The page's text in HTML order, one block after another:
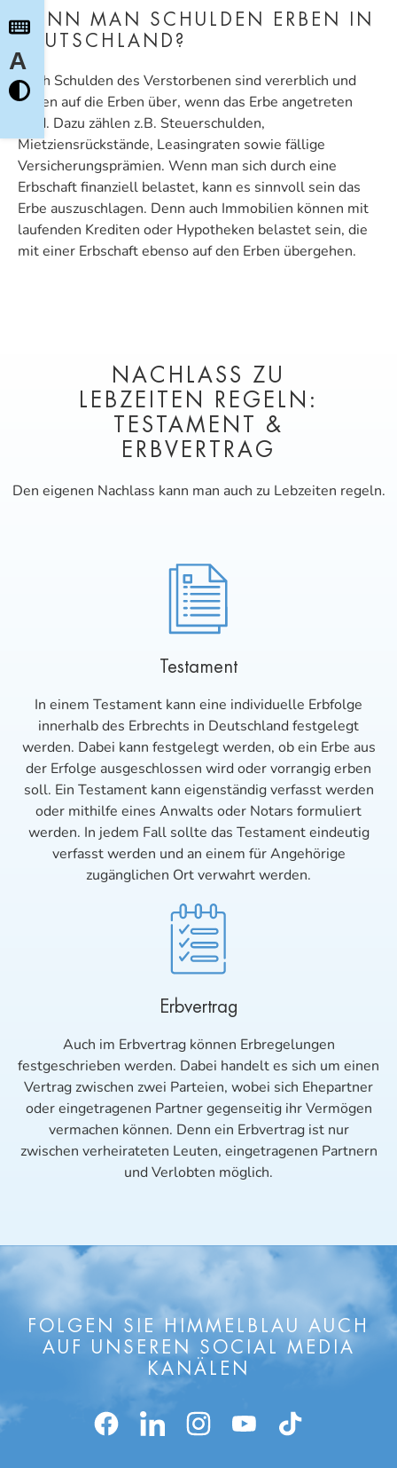
KANN MAN SCHULDEN ERBEN IN
DEUTSCHLAND?
Auch Schulden des Verstorbenen sind vererblich und
gehen auf die Erben über, wenn das Erbe angetreten
wird. Dazu zählen z.B. Steuerschulden,
Mietziensrückstände, Leasingraten sowie fällige
Versicherungsprämien. Wenn man sich durch eine
Erbschaft finanziell belastet, kann es sinnvoll sein das
Erbe auszuschlagen. Denn auch Immobilien können mit
laufenden Krediten oder Hypotheken belastet sein, die
mit einer Erbschaft ebenso auf den Erben übergehen.
NACHLASS ZU
LEBZEITEN REGELN:
TESTAMENT &
ERBVERTRAG
Den eigenen Nachlass kann man auch zu Lebzeiten regeln.
Testament
In einem Testament kann eine individuelle Erbfolge
innerhalb des Erbrechts in Deutschland festgelegt
werden. Dabei kann festgelegt werden, ob ein Erbe aus
der Erfolge ausgeschlossen wird oder vorrangig erben
soll. Ein Testament kann eigenständig verfasst werden
oder mithilfe eines Anwalts oder Notars formuliert
werden. In jedem Fall sollte das Testament eindeutig
verfasst werden und an einem für Angehörige
zugänglichen Ort verwahrt werden.
Erbvertrag
Auch im Erbvertrag können Erbregelungen
festgeschrieben werden. Dabei handelt es sich um einen
Vertrag zwischen zwei Parteien, wobei sich Ehepartner
oder eingetragenen Partner gegenseitig ihr Vermögen
vermachen können. Denn ein Erbvertrag ist nur
zwischen verheirateten Leuten, eingetragenen Partnern
und Verlobten möglich.
FOLGEN SIE HIMMELBLAU AUCH
AUF UNSEREN SOCIAL MEDIA
KANÄLEN
A